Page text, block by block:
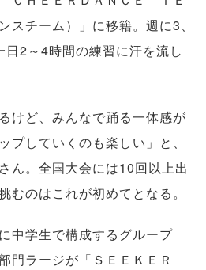
スチーム）」に移籍。週に3、
2～4時間の練習に汗を流し
けど、みんなで踊る一体感が
プしていくのも楽しい」と、
ん。全国大会には10回以上出
むのはこれが初めてとなる。
中学生で構成するグループ
門ラージが「ＳＥＥＫＥＲ